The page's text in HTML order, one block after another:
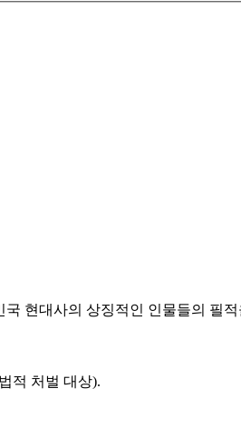
국 현대사의 상징적인 인물들의 필
적 처벌 대상).